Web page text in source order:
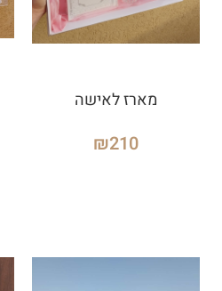
מארז לאישה
₪210